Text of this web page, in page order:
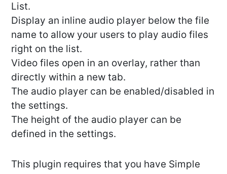
List.
Display an inline audio player below the file
name to allow your users to play audio files
right on the list.
Video files open in an overlay, rather than
directly within a new tab.
The audio player can be enabled/disabled in
the settings.
The height of the audio player can be
defined in the settings.
This plugin requires that you have Simple